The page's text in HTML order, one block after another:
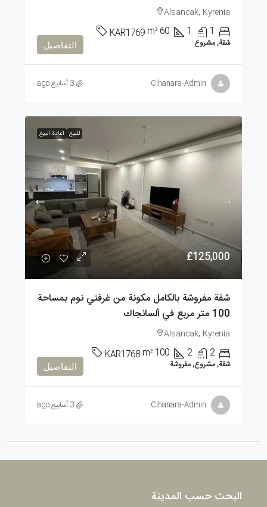
Alsancak, Kyrenia
1
1
60
m²
KAR1769
شقة, مشروع التفاصيل
Cihanara-Admin 3 أسابيع ago
للبيع اعادة البيع
£125,000
شقة مفروشة بالكامل مكونة من غرفتي نوم بمساحة
100 متر مربع في ألسانجاك
Alsancak, Kyrenia
2
2
100
m²
KAR1768
شقة, مشروع, مفروشة التفاصيل
Cihanara-Admin 3 أسابيع ago
البحث حسب المدينة